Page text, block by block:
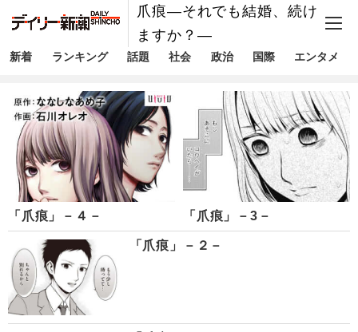
爪痕―それでも結婚、続け
ますか？―
新着 ランキング 話題 社会 政治 国際 エンタメ
「爪痕」－４－ 「爪痕」－3－
「爪痕」－２－